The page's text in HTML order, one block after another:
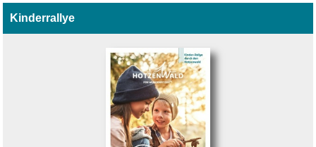
Kinderrallye